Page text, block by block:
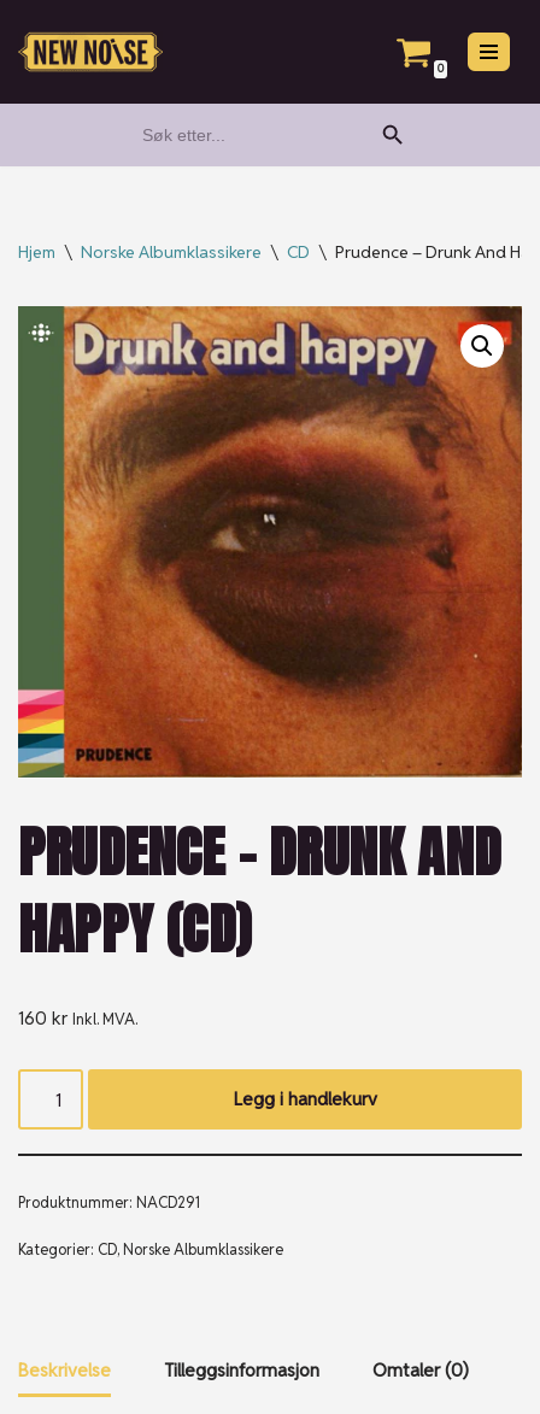
Hopp
0
for:
Search Button
Hjem \ Norske Albumklassikere \ CD \ Prudence – Drunk And
PRUDENCE – DRUNK AND
HAPPY (CD)
160 kr Inkl. MVA.
Legg i handlekurv
Produktnummer: NACD291
Kategorier: CD, Norske Albumklassikere
Beskrivelse Tilleggsinformasjon Omtaler (0)